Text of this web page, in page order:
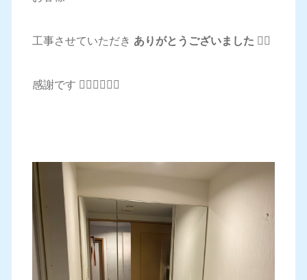
工事させていただき ありがとうございました 🙇‍♂️
感謝です 🙇‍♂️🙇‍♂️🙇‍♂️